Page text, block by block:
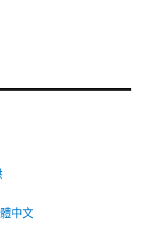
中文